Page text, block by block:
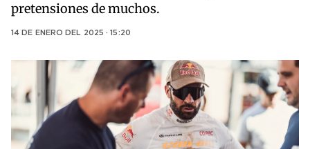
pretensiones de muchos.
14 DE ENERO DEL 2025 · 15:20